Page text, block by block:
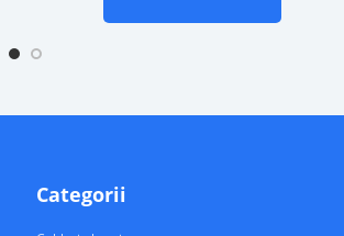
Categorii